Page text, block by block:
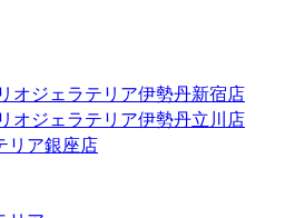
オジェラテリア伊勢丹新宿店
オジェラテリア伊勢丹立川店
リア銀座店